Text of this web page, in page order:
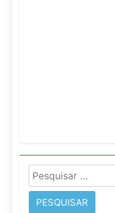
Pesquisar
por: